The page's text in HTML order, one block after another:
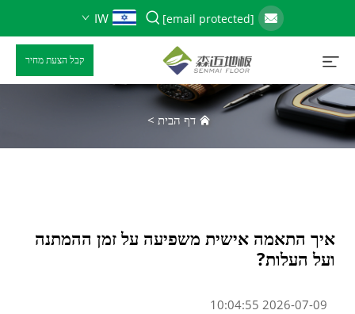
[email protected]
IW
קבל הצעת מחיר
דף הבית >
איך התאמה אישית משפיעה על זמן ההמתנה
ועל העלות?
2026-07-09 10:04:55